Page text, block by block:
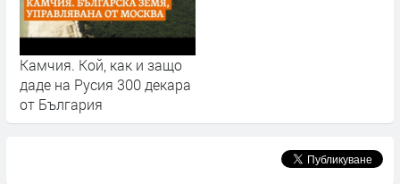
Камчия. Кой, как и защо
даде на Русия 300 декара
от България